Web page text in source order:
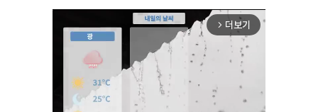
arrow_forward_ios 더보기